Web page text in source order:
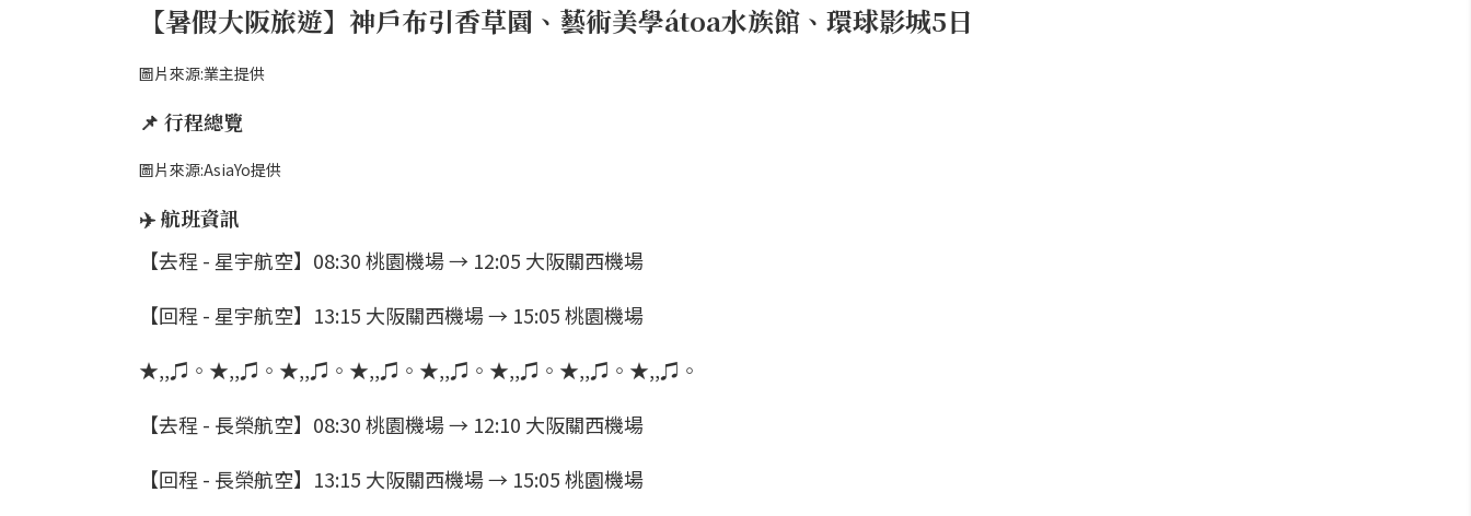
【暑假大阪旅遊】神戶布引香草園、藝術美學átoa水族館、環球影城5日
圖片來源:業主提供
📌 行程總覽
圖片來源:AsiaYo提供
✈️ 航班資訊
【去程 - 星宇航空】08:30 桃園機場 → 12:05 大阪關西機場
【回程 - 星宇航空】13:15 大阪關西機場 → 15:05 桃園機場
★,,♫◦★,,♫◦★,,♫◦★,,♫◦★,,♫◦★,,♫◦★,,♫◦★,,♫◦
【去程 - 長榮航空】08:30 桃園機場 → 12:10 大阪關西機場
【回程 - 長榮航空】13:15 大阪關西機場 → 15:05 桃園機場